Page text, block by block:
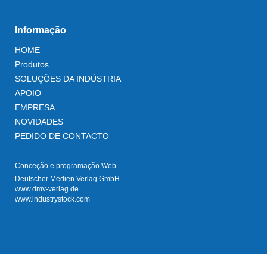
Informação
HOME
Produtos
SOLUÇÕES DA INDÚSTRIA
APOIO
EMPRESA
NOVIDADES
PEDIDO DE CONTACTO
Conceção e programação Web
Deutscher Medien Verlag GmbH
www.dmv-verlag.de
www.industrystock.com